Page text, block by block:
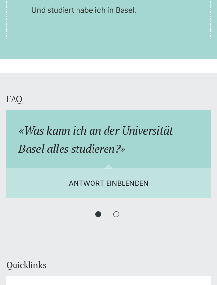
Und studiert habe ich in Basel.
FAQ
Was kann ich an der Universität
Basel alles studieren?
ANTWORT EINBLENDEN
Quicklinks